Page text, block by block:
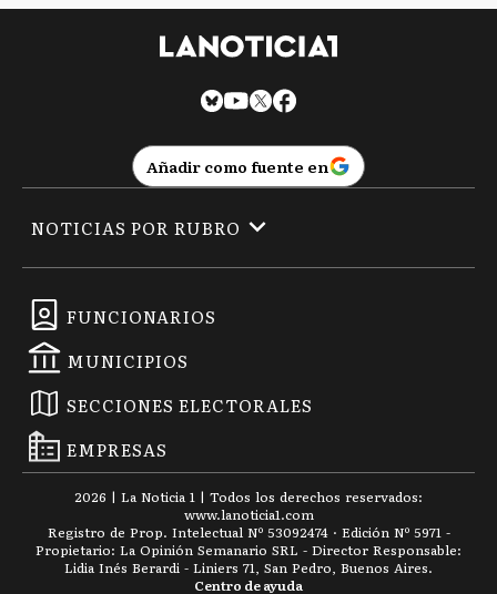
Añadir como fuente en
FUNCIONARIOS
MUNICIPIOS
SECCIONES ELECTORALES
EMPRESAS
NOTICIAS POR RUBRO
2026 | La Noticia 1 | Todos los derechos reservados:
www.lanoticia1.com
Registro de Prop. Intelectual Nº 53092474 · Edición Nº 5971 -
Propietario: La Opinión Semanario SRL - Director Responsable:
Lidia Inés Berardi - Liniers 71, San Pedro, Buenos Aires.
Centro de ayuda